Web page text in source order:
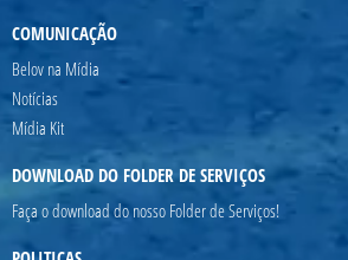
COMUNICAÇÃO
Belov na Mídia
Notícias
Mídia Kit
DOWNLOAD DO FOLDER DE SERVIÇOS
Faça o download do nosso Folder de Serviços!